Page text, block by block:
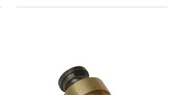
120ｍ 再生紙